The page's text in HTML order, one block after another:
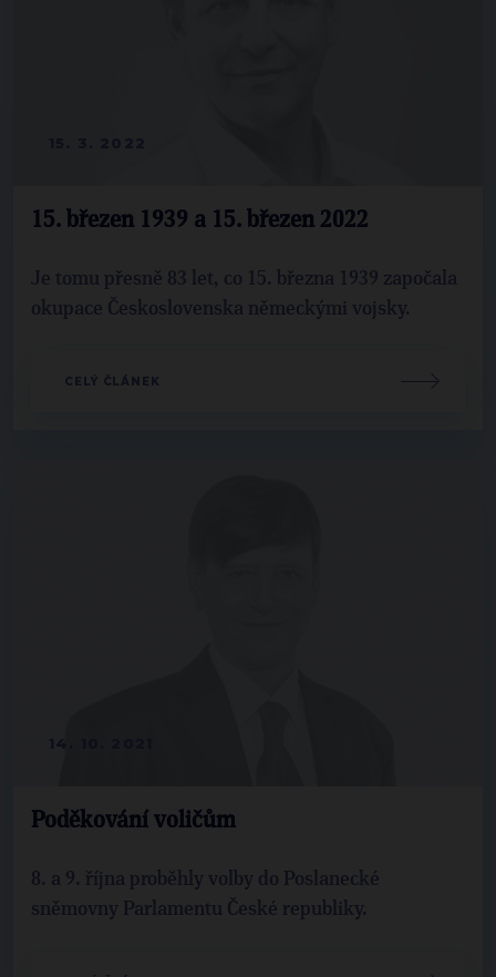
15. březen 1939 a 15. březen 2022
Je tomu přesně 83 let, co 15. března 1939 započala
okupace Československa německými vojsky.
CELÝ ČLÁNEK
Poděkování voličům
8. a 9. října proběhly volby do Poslanecké
sněmovny Parlamentu České republiky.